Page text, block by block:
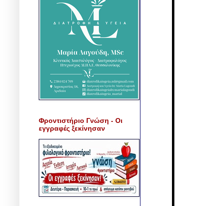
Φροντιστήριο Γνώση - Οι
εγγραφές ξεκίνησαν